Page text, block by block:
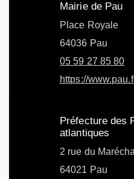
Mairie de Pau
Place Royale
64036 Pau
05 59 27 85 80
https://
Préfecture des
atlantiques
2 rue du
64021 Pau